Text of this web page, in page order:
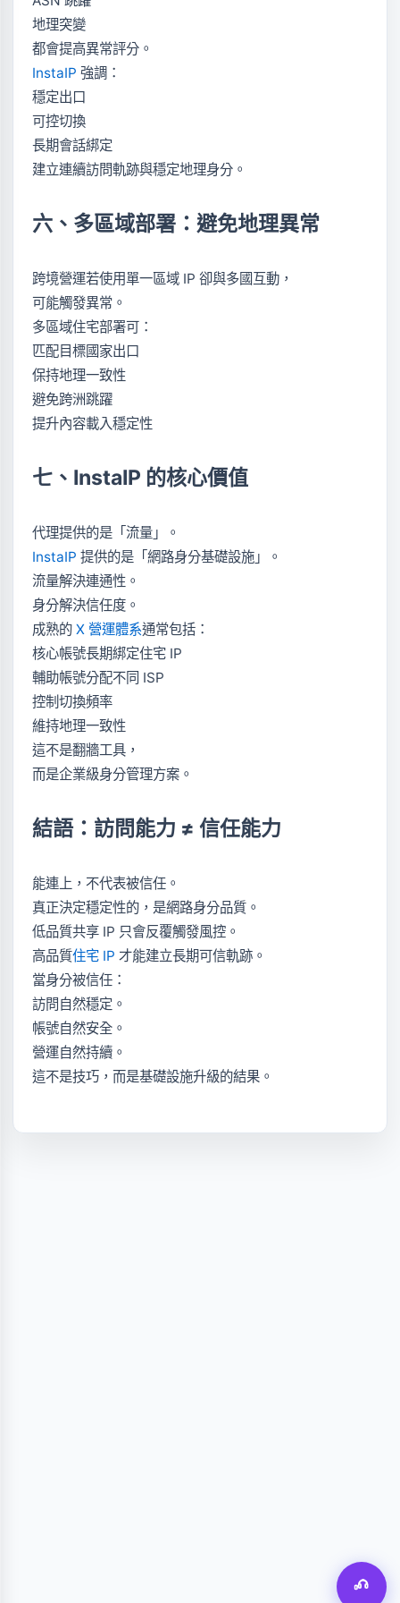
地理突變
都會提高異常評分。
InstaIP 強調：
穩定出口
可控切換
長期會話綁定
建立連續訪問軌跡與穩定地理身分。
六、多區域部署：避免地理異常
跨境營運若使用單一區域 IP 卻與多國互動，
可能觸發異常。
多區域住宅部署可：
匹配目標國家出口
保持地理一致性
避免跨洲跳躍
提升內容載入穩定性
七、InstaIP 的核心價值
代理提供的是「流量」。
InstaIP 提供的是「網路身分基礎設施」。
流量解決連通性。
身分解決信任度。
成熟的 X 營運體系通常包括：
核心帳號長期綁定住宅 IP
輔助帳號分配不同 ISP
控制切換頻率
維持地理一致性
這不是翻牆工具，
而是企業級身分管理方案。
結語：訪問能力 ≠ 信任能力
能連上，不代表被信任。
真正決定穩定性的，是網路身分品質。
低品質共享 IP 只會反覆觸發風控。
高品質住宅 IP 才能建立長期可信軌跡。
當身分被信任：
訪問自然穩定。
帳號自然安全。
營運自然持續。
這不是技巧，而是基礎設施升級的結果。